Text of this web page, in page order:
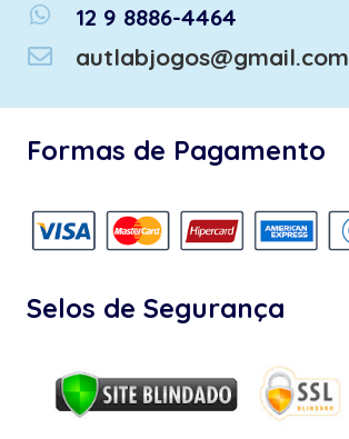
whatsapp
12 9 8886-4464
autlabjogos@gmail.com
Formas de Pagamento
Selos de Segurança